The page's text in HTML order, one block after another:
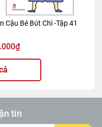
Cậu Bé Bút Chì -Tập 41
tin